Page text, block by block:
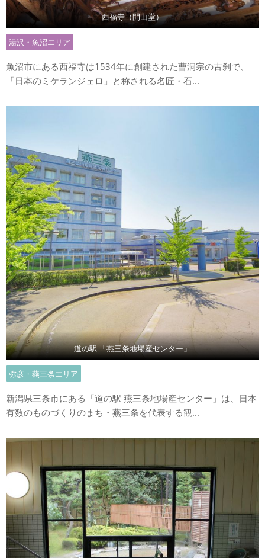
西福寺（開山堂）
湯沢・魚沼エリア
魚沼市にある西福寺は1534年に創建された曹洞宗の古刹で、
「日本のミケランジェロ」と称される名匠・石...
道の駅 「燕三条地場産センター」
弥彦・燕三条エリア
新潟県三条市にある「道の駅 燕三条地場産センター」は、日本
有数のものづくりのまち・燕三条を代表する観...